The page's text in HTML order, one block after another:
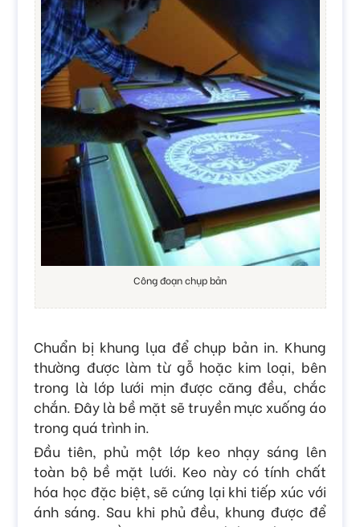
Công đoạn chụp bản
Chuẩn bị khung lụa để chụp bản in. Khung
thường được làm từ gỗ hoặc kim loại, bên
trong là lớp lưới mịn được căng đều, chắc
chắn. Đây là bề mặt sẽ truyền mực xuống áo
trong quá trình in.
Đầu tiên, phủ một lớp keo nhạy sáng lên
toàn bộ bề mặt lưới. Keo này có tính chất
hóa học đặc biệt, sẽ cứng lại khi tiếp xúc với
ánh sáng. Sau khi phủ đều, khung được để